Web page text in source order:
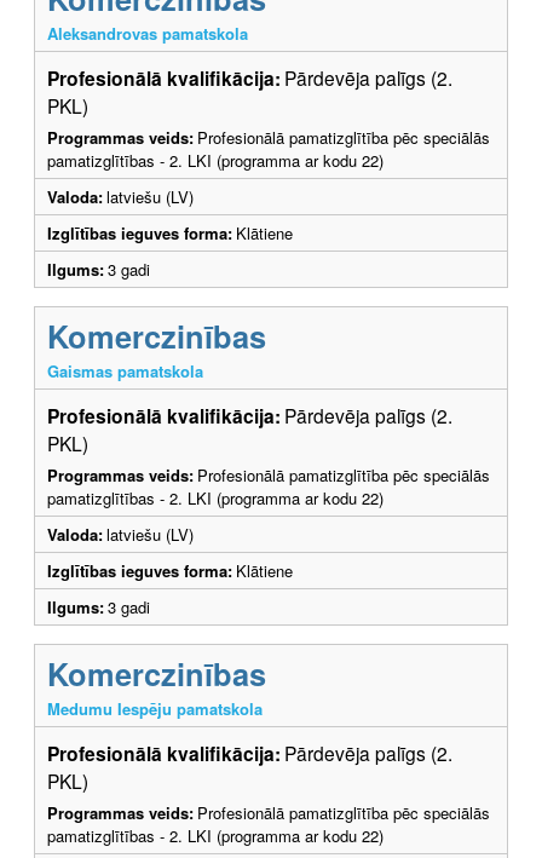
Aleksandrovas pamatskola
Profesionālā kvalifikācija: Pārdevēja palīgs (2.
PKL)
Programmas veids: Profesionālā pamatizglītība pēc speciālās
pamatizglītības - 2. LKI (programma ar kodu 22)
Valoda:latviešu (LV)
Izglītības ieguves forma: Klātiene
Ilgums:3 gadi
Komerczinības
Gaismas pamatskola
Profesionālā kvalifikācija: Pārdevēja palīgs (2.
PKL)
Programmas veids: Profesionālā pamatizglītība pēc speciālās
pamatizglītības - 2. LKI (programma ar kodu 22)
Valoda:latviešu (LV)
Izglītības ieguves forma: Klātiene
Ilgums:3 gadi
Komerczinības
Medumu Iespēju pamatskola
Profesionālā kvalifikācija: Pārdevēja palīgs (2.
PKL)
Programmas veids: Profesionālā pamatizglītība pēc speciālās
pamatizglītības - 2. LKI (programma ar kodu 22)